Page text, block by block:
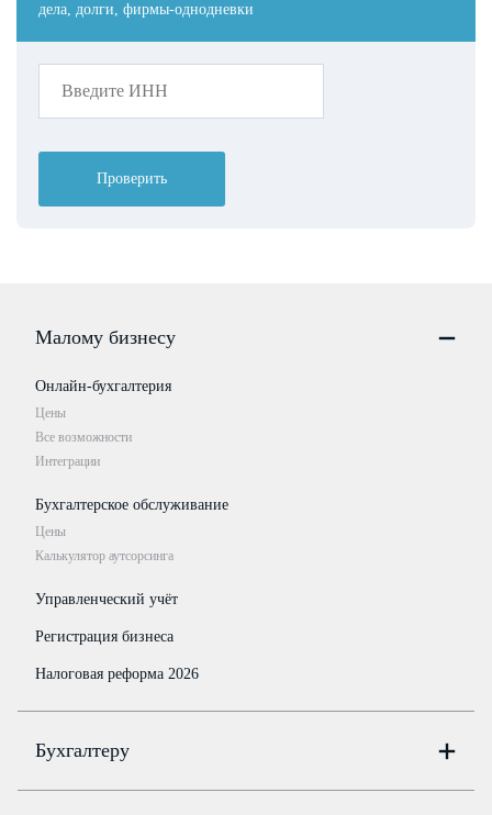
дела, долги, фирмы-однодневки
Проверить
Малому бизнесу
Онлайн-бухгалтерия
Цены
Все возможности
Интеграции
Бухгалтерское обслуживание
Цены
Калькулятор аутсорсинга
Управленческий учёт
Регистрация бизнеса
Налоговая реформа 2026
Бухгалтеру